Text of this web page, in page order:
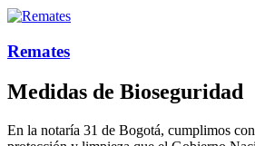
Remates
Medidas de Bioseguridad
En la notaría 31 de Bogotá, cumplimos